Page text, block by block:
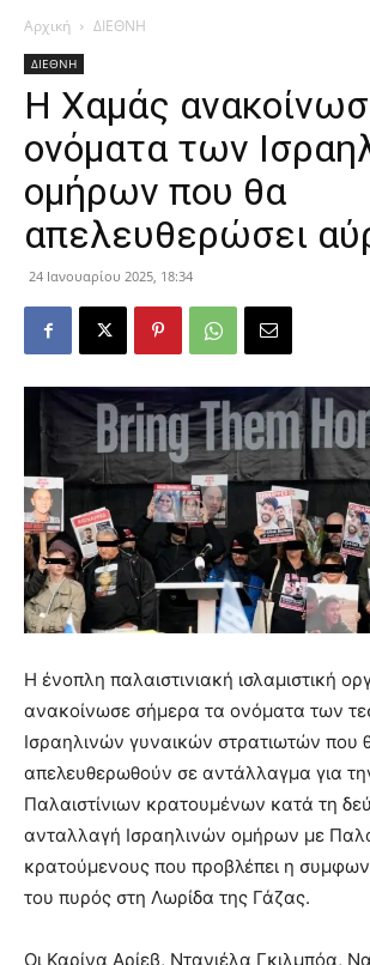
Αρχική ΔΙΕΘΝΗ
ΔΙΕΘΝΗ
Η Χαμάς
ονόματα των
ομήρων που θα
απελευθερώσει
24 Ιανουαρίου 2025, 18:34
Η ένοπλη παλαιστινιακή ισλαμιστική
ανακοίνωσε σήμερα τα ονόματα των
Ισραηλινών γυναικών στρατιωτών που
απελευθερωθούν σε αντάλλαγμα για
Παλαιστίνιων κρατουμένων κατά τη
ανταλλαγή Ισραηλινών ομήρων με
κρατούμενους που προβλέπει η
του πυρός στη Λωρίδα της Γάζας.
Οι Καρίνα Αρίεβ, Ντανιέλα Γκιλμπόα,